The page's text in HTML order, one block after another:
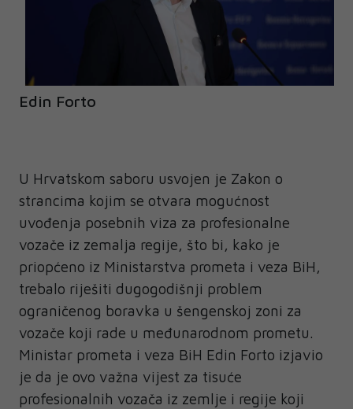
Edin Forto
U Hrvatskom saboru usvojen je Zakon o
strancima kojim se otvara mogućnost
uvođenja posebnih viza za profesionalne
vozače iz zemalja regije, što bi, kako je
priopćeno iz Ministarstva prometa i veza BiH,
trebalo riješiti dugogodišnji problem
ograničenog boravka u šengenskoj zoni za
vozače koji rade u međunarodnom prometu.
Ministar prometa i veza BiH Edin Forto izjavio
je da je ovo važna vijest za tisuće
profesionalnih vozača iz zemlje i regije koji